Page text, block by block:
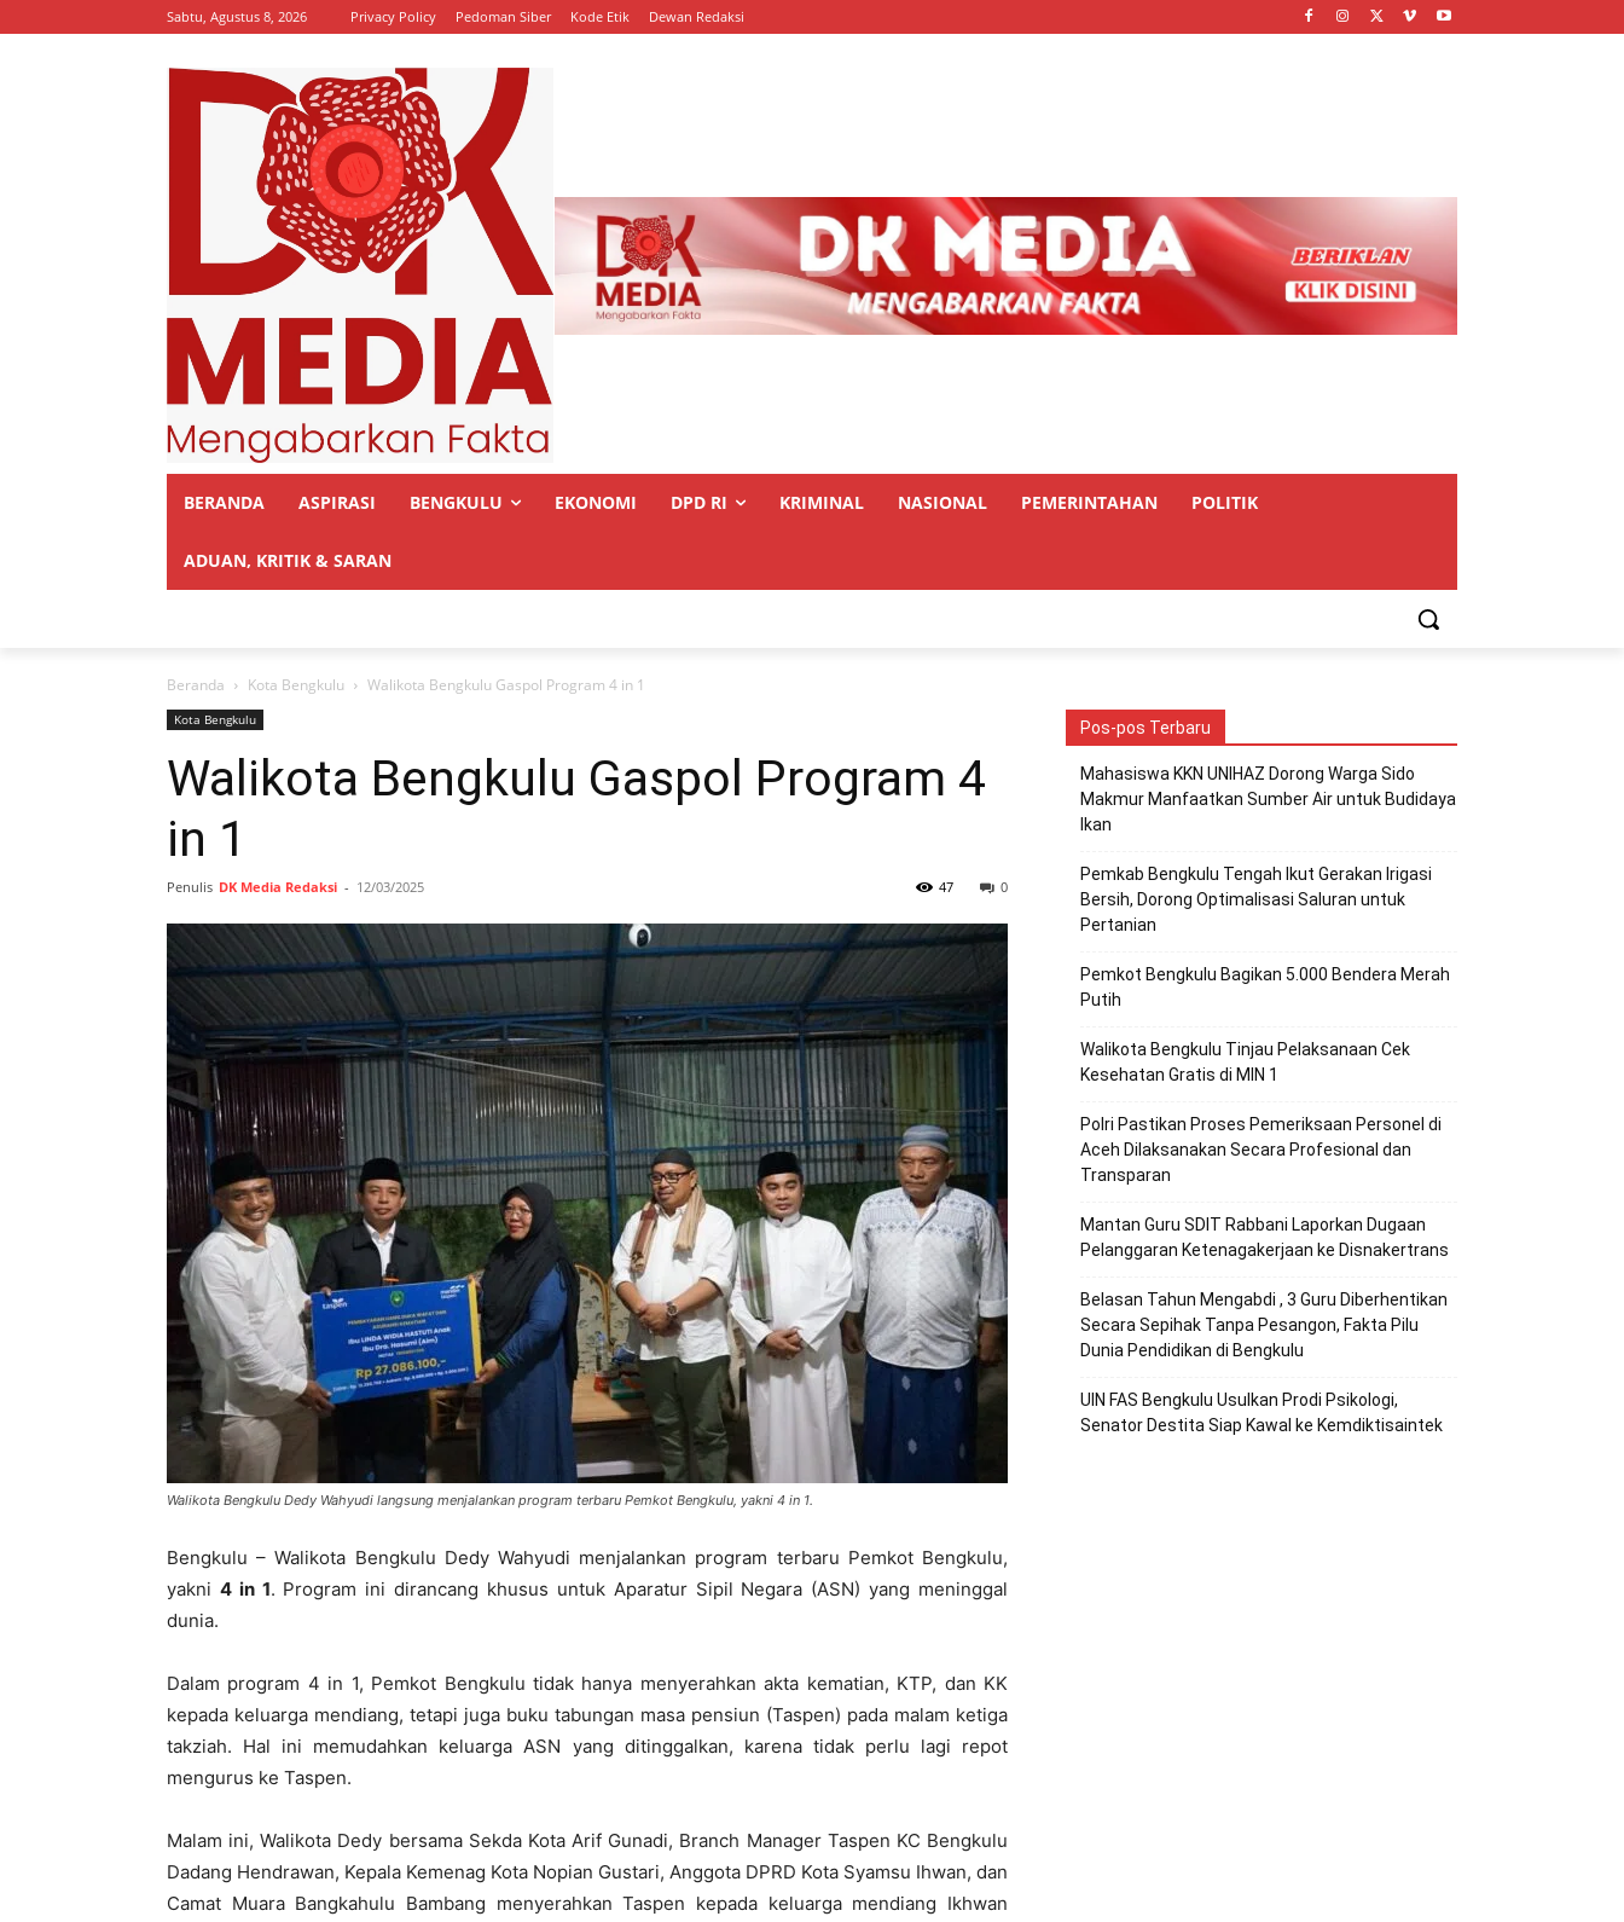
Sabtu, Agustus 8, 2026 Privacy Policy Pedoman Siber Kode Etik Dewan Redaksi
BERANDA ASPIRASI BENGKULU EKONOMI DPD RI KRIMINAL NASIONAL PEMERINTAHAN POLITIK
ADUAN, KRITIK & SARAN
Beranda Kota Bengkulu Walikota Bengkulu Gaspol Program 4 in 1
Kota Bengkulu
Walikota Bengkulu Gaspol Program 4
in 1
Penulis DK Media Redaksi - 12/03/2025 0
47
Walikota Bengkulu Dedy Wahyudi langsung menjalankan program terbaru Pemkot Bengkulu, yakni 4 in 1.
Bengkulu – Walikota Bengkulu Dedy Wahyudi menjalankan program terbaru Pemkot Bengkulu,
yakni 4 in 1. Program ini dirancang khusus untuk Aparatur Sipil Negara (ASN) yang meninggal
dunia.
Dalam program 4 in 1, Pemkot Bengkulu tidak hanya menyerahkan akta kematian, KTP, dan KK
kepada keluarga mendiang, tetapi juga buku tabungan masa pensiun (Taspen) pada malam ketiga
takziah. Hal ini memudahkan keluarga ASN yang ditinggalkan, karena tidak perlu lagi repot
mengurus ke Taspen.
Malam ini, Walikota Dedy bersama Sekda Kota Arif Gunadi, Branch Manager Taspen KC Bengkulu
Dadang Hendrawan, Kepala Kemenag Kota Nopian Gustari, Anggota DPRD Kota Syamsu Ihwan, dan
Camat Muara Bangkahulu Bambang menyerahkan Taspen kepada keluarga mendiang Ikhwan
Pos-pos Terbaru
Mahasiswa KKN UNIHAZ Dorong Warga Sido
Makmur Manfaatkan Sumber Air untuk Budidaya
Ikan
Pemkab Bengkulu Tengah Ikut Gerakan Irigasi
Bersih, Dorong Optimalisasi Saluran untuk
Pertanian
Pemkot Bengkulu Bagikan 5.000 Bendera Merah
Putih
Walikota Bengkulu Tinjau Pelaksanaan Cek
Kesehatan Gratis di MIN 1
Polri Pastikan Proses Pemeriksaan Personel di
Aceh Dilaksanakan Secara Profesional dan
Transparan
Mantan Guru SDIT Rabbani Laporkan Dugaan
Pelanggaran Ketenagakerjaan ke Disnakertrans
Belasan Tahun Mengabdi , 3 Guru Diberhentikan
Secara Sepihak Tanpa Pesangon, Fakta Pilu
Dunia Pendidikan di Bengkulu
UIN FAS Bengkulu Usulkan Prodi Psikologi,
Senator Destita Siap Kawal ke Kemdiktisaintek